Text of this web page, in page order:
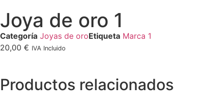
Joya de oro 1
Categoría Joyas de oroEtiqueta Marca 1
20,00 € IVA Incluido
Productos relacionados